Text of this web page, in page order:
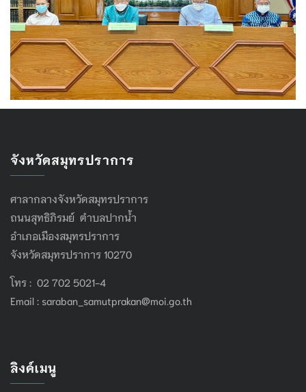
จังหวัดสมุทรปราการ
ศาลากลางจังหวัดสมุทรปราการ
ถนนสุทธิภิรมย์ ตำบลปากน้ำ
อำเภอเมืองสมุทรปราการ
จังหวัดสมุทรปราการ 10270
โทร : 02 702 5021-4
Email : saraban_samutprakan@moi.go.th
ลิงค์เมนู